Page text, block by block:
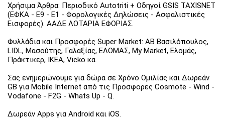
Χρήσιμα Άρθρα: Περιοδικό Autotriti + Οδηγοί GSIS TAXISNET
(ΕΦΚΑ - Ε9 - Ε1 - Φορολογικές Δηλώσεις - Ασφαλιστικές
Εισφορές). ΑΑΔΕ ΛΟΤΑΡΙΑ ΕΦΟΡΙΑΣ.
Φυλλάδια και Προσφορές Super Market: ΑΒ Βασιλόπουλος,
LIDL, Μασούτης, Γαλαξίας, ΕΛΟΜΑΣ, My Market, Ελομάς,
Πράκτικερ, ΙΚΕΑ, Vicko κα.
Σας ενημερώνουμε για δώρα σε Χρόνο Ομιλίας και Δωρεάν
GB για Mobile Internet από τις Προσφορες Cosmote - Wind -
Vodafone - F2G - Whats Up - Q.
Δωρεάν Apps για Android και iOS.